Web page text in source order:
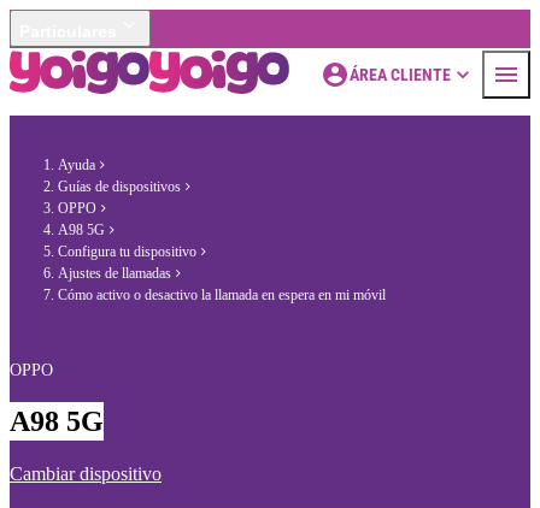
ÁREA CLIENTE
Ayuda
Guías de dispositivos
OPPO
A98 5G
Configura tu dispositivo
Ajustes de llamadas
Cómo activo o desactivo la llamada en espera en mi móvil
OPPO
A98 5G
Cambiar dispositivo